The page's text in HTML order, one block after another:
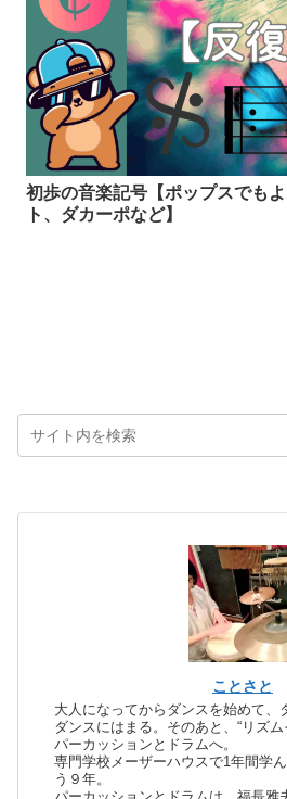
初歩の音楽記号【ポップスでも
ト、ダカーポなど】
ことさと
大人になってからダンスを始めて、
ダンスにはまる。そのあと、“リズム
パーカッションとドラムへ。
専門学校メーザーハウスで1年間学
う９年。